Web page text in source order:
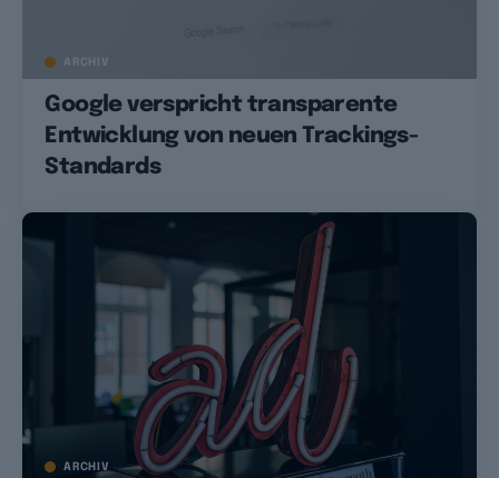
ARCHIV
Google verspricht transparente
Entwicklung von neuen Trackings-
Standards
ARCHIV